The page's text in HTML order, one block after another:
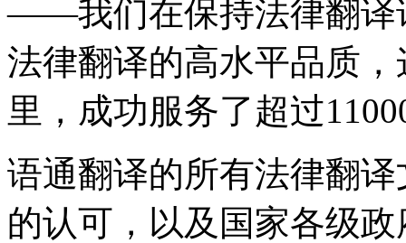
——我们在保持法律翻译
法律翻译的高水平品质
里，成功服务了超过
语通翻译的所有法律翻
的认可，以及国家各级